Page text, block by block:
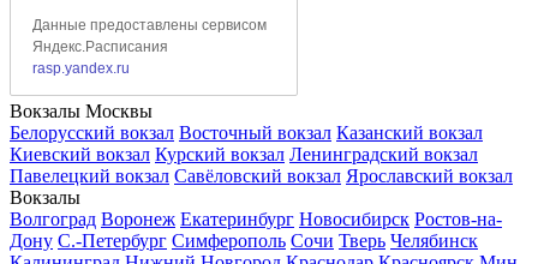
Вокзалы Москвы
Белорусский вокзал Восточный вокзал Казанский вокзал
Киевский вокзал Курский вокзал Ленинградский вокзал
Павелецкий вокзал Савёловский вокзал Ярославский вокзал
Вокзалы
Волгоград Воронеж Екатеринбург Новосибирск Ростов-на-
Дону С.-Петербург Симферополь Сочи Тверь Челябинск